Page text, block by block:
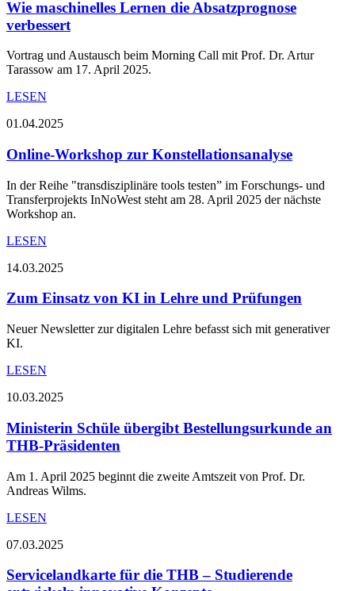
Wie maschinelles Lernen die Absatzprognose
verbessert
Vortrag und Austausch beim Morning Call mit Prof. Dr. Artur
Tarassow am 17. April 2025.
LESEN
01.04.2025
Online-Workshop zur Konstellationsanalyse
In der Reihe "transdisziplinäre tools testen” im Forschungs- und
Transferprojekts InNoWest steht am 28. April 2025 der nächste
Workshop an.
LESEN
14.03.2025
Zum Einsatz von KI in Lehre und Prüfungen
Neuer Newsletter zur digitalen Lehre befasst sich mit generativer
KI.
LESEN
10.03.2025
Ministerin Schüle übergibt Bestellungsurkunde an
THB-Präsidenten
Am 1. April 2025 beginnt die zweite Amtszeit von Prof. Dr.
Andreas Wilms.
LESEN
07.03.2025
Servicelandkarte für die THB – Studierende